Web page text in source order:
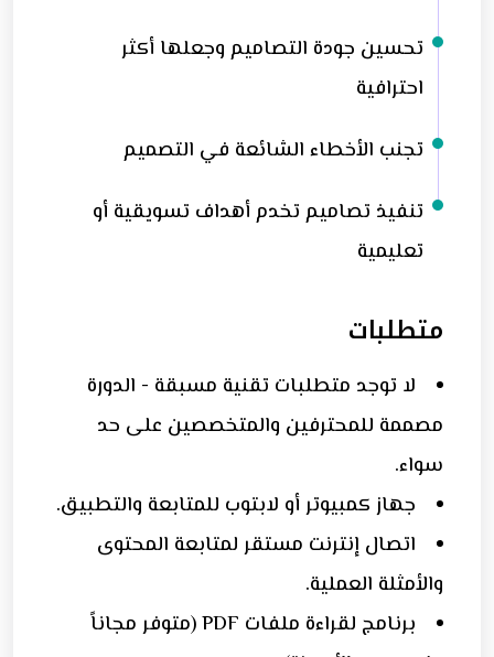
تحسين جودة التصاميم وجعلها أكثر
احترافية
تجنب الأخطاء الشائعة في التصميم
تنفيذ تصاميم تخدم أهداف تسويقية أو
تعليمية
متطلبات
لا توجد متطلبات تقنية مسبقة - الدورة
مصممة للمحترفين والمتخصصين على حد
سواء.
جهاز كمبيوتر أو لابتوب للمتابعة والتطبيق.
اتصال إنترنت مستقر لمتابعة المحتوى
والأمثلة العملية.
برنامج لقراءة ملفات PDF (متوفر مجاناً